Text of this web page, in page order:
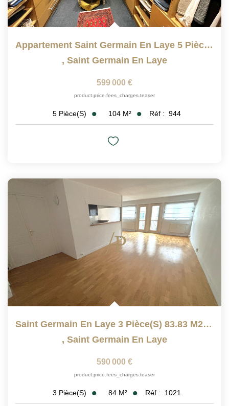
Appartement Saint Germain En Laye 5 Pièce(s) 104.07 M2
, Saint Germain En Laye
599 000 €
product.price.fees_charges.teaser
5 Pièce(s) 104 M² Réf : 944
Saint Germain En Laye 3 Pièce(s) 83.83 M2, Avec Ascenseur
, Saint Germain En Laye
590 000 €
product.price.fees_charges.teaser
3 Pièce(s) 84 M² Réf : 1021